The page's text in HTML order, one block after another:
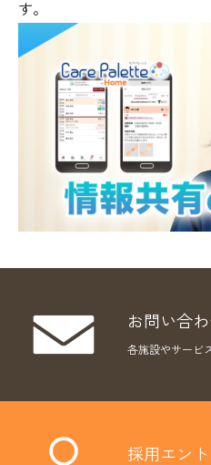
す。
お問い合
各施設やサービ
採用エン